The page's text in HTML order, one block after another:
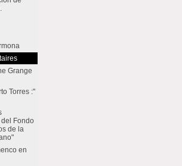
Grange
Torres :"
Fondo
de la
en